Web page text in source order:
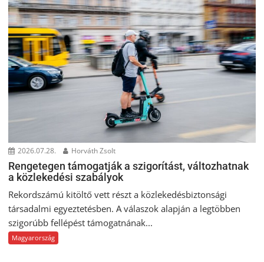
2026.07.28. Horváth Zsolt
Rengetegen támogatják a szigorítást, változhatnak
a közlekedési szabályok
Rekordszámú kitöltő vett részt a közlekedésbiztonsági
társadalmi egyeztetésben. A válaszok alapján a legtöbben
szigorúbb fellépést támogatnának...
Magyarország